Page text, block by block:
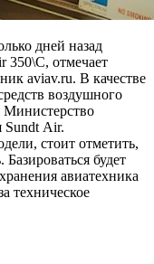
дней назад
350\C, отмечает
aviav.ru. В качестве
воздушного
Министерство
Sundt Air.
стоит отметить,
будет
авиатехника
техническое